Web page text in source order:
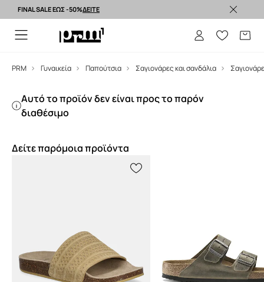
FINAL SALE ΕΩΣ -50%ΔΕΙΤΕ
PRM Γυναικεία Παπούτσια Σαγιονάρες και σανδάλια
Αυτό το προϊόν δεν είναι προς το παρόν
διαθέσιμο
Δείτε παρόμοια προϊόντα